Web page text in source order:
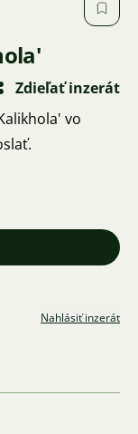
Zdieľať inzerát
vo
Nahlásiť inzerát